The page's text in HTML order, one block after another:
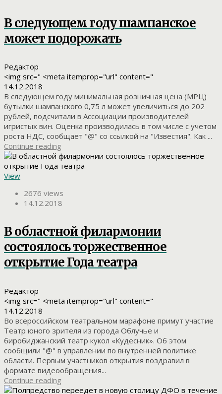
В следующем году шампанское
может подорожать
Редактор
<img src=" <meta itemprop="url" content="
14.12.2018
В следующем году минимальная розничная цена (МРЦ)
бутылки шампанского 0,75 л может увеличиться до 202
рублей, подсчитали в Ассоциации производителей
игристых вин. Оценка производилась в том числе с учетом
роста НДС, сообщает "@" со ссылкой на "Известия". Как ...
Continue reading
View
2676 views
14.12.2018
В областной филармонии
состоялось торжественное
открытие Года театра
Редактор
<img src=" <meta itemprop="url" content="
14.12.2018
Во всероссийском театральном марафоне примут участие
Театр юного зрителя из города Облучье и
биробиджанский театр кукол «Кудесник». Об этом
сообщили "@" в управлении по внутренней политике
области. Первым участников открытия поздравил в
формате видеообращения...
Continue reading